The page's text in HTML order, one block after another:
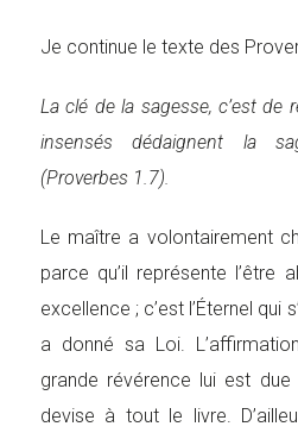
Je continue le texte des
La clé de la sagesse, c’est de
insensés dédaignent la
(Proverbes 1.7).
Le maître a volontairement
parce qu’il représente l’être
excellence ; c’est l’Éternel qui
a donné sa Loi.
grande révérence lui est due
devise à tout le livre.